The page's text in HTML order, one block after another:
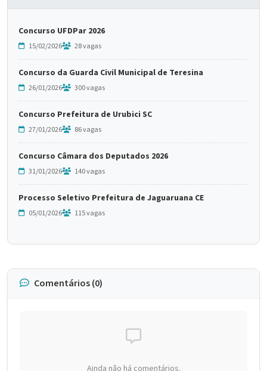
Concurso UFDPar 2026
15/02/2026 28 vagas
Concurso da Guarda Civil Municipal de Teresina
26/01/2026 300 vagas
Concurso Prefeitura de Urubici SC
27/01/2026 86 vagas
Concurso Câmara dos Deputados 2026
31/01/2026 140 vagas
Processo Seletivo Prefeitura de Jaguaruana CE
05/01/2026 115 vagas
Comentários (0)
Ainda não há comentários.